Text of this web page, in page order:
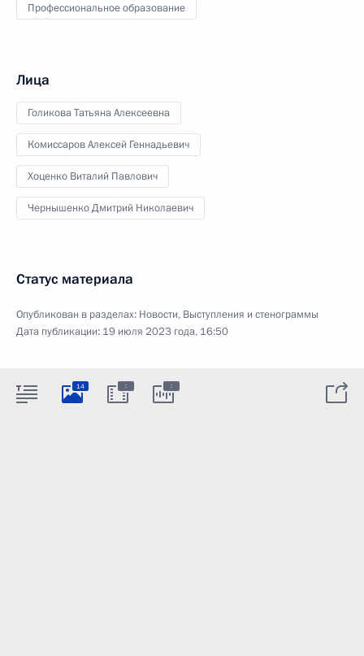
Профессиональное образование
Лица
Голикова Татьяна Алексеевна
Комиссаров Алексей Геннадьевич
Хоценко Виталий Павлович
Чернышенко Дмитрий Николаевич
Статус материала
Опубликован в разделах: Новости, Выступления и стенограммы
Дата публикации: 19 июля 2023 года, 16:50
14 : :